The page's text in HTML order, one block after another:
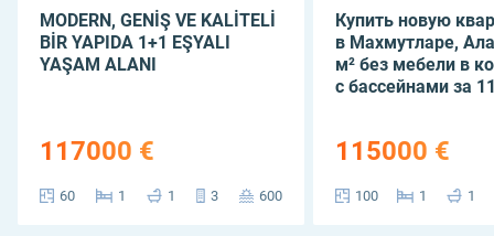
MODERN, GENİŞ VE KALİTELİ
BİR YAPIDA 1+1 EŞYALI
YAŞAM ALANI
117000 €
60 1 1 3 600
Купить новую
в Махмутларе,
м² без мебели в
с бассейнами за
115000 €
100 1 1